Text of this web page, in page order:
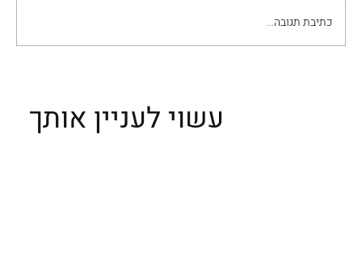
מסע אל לב רומא ‏- היום הראשון
כתיבת תגובה...
עשוי לעניין אותך